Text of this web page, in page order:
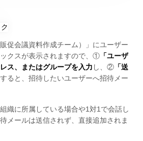
促会議資料作成チーム）」にユーザー
クスが表示されますので、①「ユーザ
ス、またはグループを入力 し、②「送
すると、招待したいユーザーへ招待メー
織に所属している場合や1対1で会話し
メールは送信されず、直接追加されま